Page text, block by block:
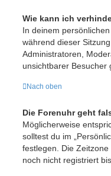
Wie kann ich
In deinem
während dieser
Administratoren,
unsichtbarer Besucher
Nach oben
Die Forenuhr geht
Möglicherweise
solltest du im
festlegen. Die
noch nicht registriert